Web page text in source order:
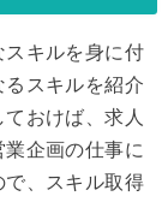
キルを身に付
スキルを紹介
おけば、求人
企画の仕事に
で、スキル取得